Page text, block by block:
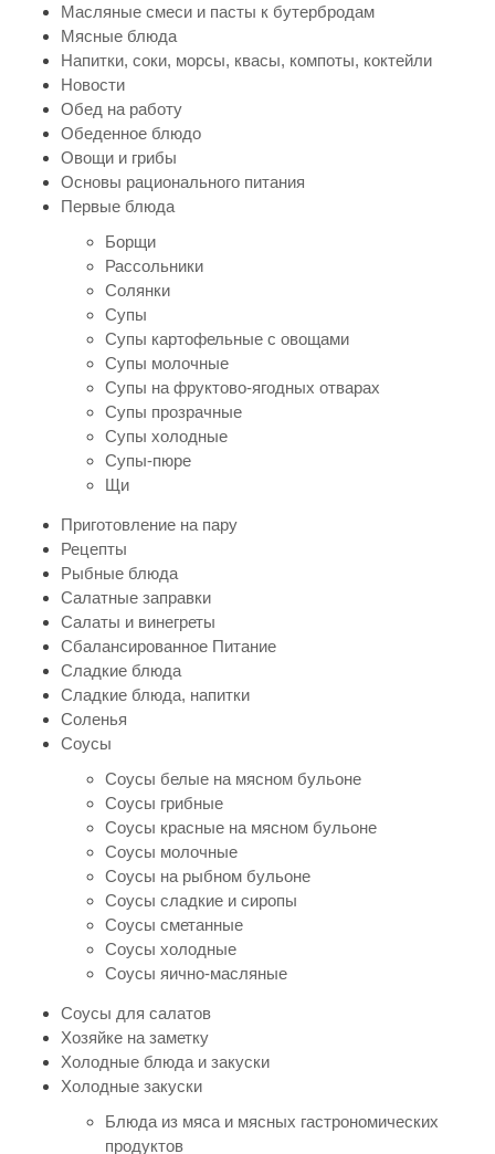
Масляные смеси и пасты к бутербродам
Мясные блюда
Напитки, соки, морсы, квасы, компоты, коктейли
Новости
Обед на работу
Обеденное блюдо
Овощи и грибы
Основы рационального питания
Первые блюда
Борщи
Рассольники
Солянки
Супы
Супы картофельные с овощами
Супы молочные
Супы на фруктово-ягодных отварах
Супы прозрачные
Супы холодные
Супы-пюре
Щи
Приготовление на пару
Рецепты
Рыбные блюда
Салатные заправки
Салаты и винегреты
Сбалансированное Питание
Сладкие блюда
Сладкие блюда, напитки
Соленья
Соусы
Соусы белые на мясном бульоне
Соусы грибные
Соусы красные на мясном бульоне
Соусы молочные
Соусы на рыбном бульоне
Соусы сладкие и сиропы
Соусы сметанные
Соусы холодные
Соусы яично-масляные
Соусы для салатов
Хозяйке на заметку
Холодные блюда и закуски
Холодные закуски
Блюда из мяса и мясных гастрономических
продуктов